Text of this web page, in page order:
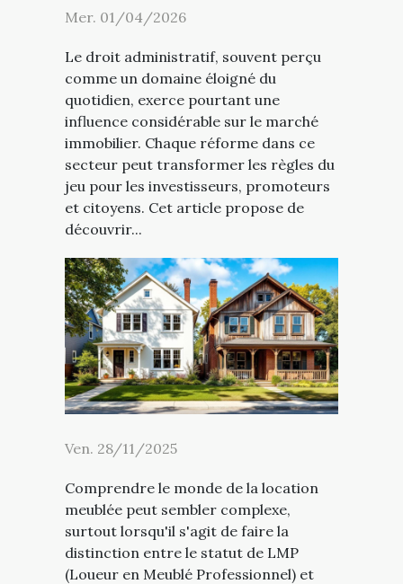
Mer. 01/04/2026
Le droit administratif, souvent perçu
comme un domaine éloigné du
quotidien, exerce pourtant une
influence considérable sur le marché
immobilier. Chaque réforme dans ce
secteur peut transformer les règles du
jeu pour les investisseurs, promoteurs
et citoyens. Cet article propose de
découvrir...
Ven. 28/11/2025
Comprendre le monde de la location
meublée peut sembler complexe,
surtout lorsqu'il s'agit de faire la
distinction entre le statut de LMP
(Loueur en Meublé Professionnel) et